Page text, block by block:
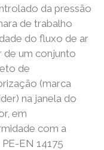
da pressão
de trabalho
do fluxo de ar
de um conjunto
de
(marca
na janela do
em
com a
EN 14175